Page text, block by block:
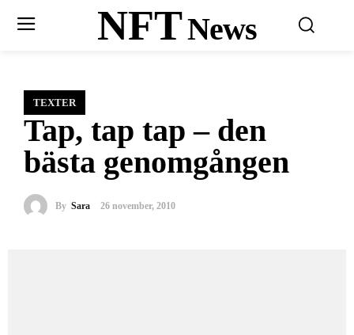
NFTNews
TEXTER
Tap, tap tap – den
bästa genomgången
By Sara 26 november, 2010